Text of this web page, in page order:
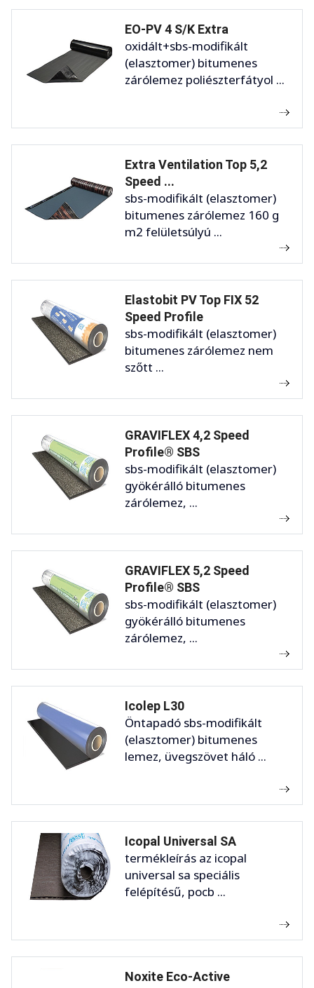
EO-PV 4 S/K Extra
oxidált+sbs-modifikált
(elasztomer) bitumenes
zárólemez poliészterfátyol ...
Extra Ventilation Top 5,2
Speed ...
sbs-modifikált (elasztomer)
bitumenes zárólemez 160 g
m2 felületsúlyú ...
Elastobit PV Top FIX 52
Speed Profile
sbs-modifikált (elasztomer)
bitumenes zárólemez nem
szőtt ...
GRAVIFLEX 4,2 Speed
Profile® SBS
sbs-modifikált (elasztomer)
gyökérálló bitumenes
zárólemez, ...
GRAVIFLEX 5,2 Speed
Profile® SBS
sbs-modifikált (elasztomer)
gyökérálló bitumenes
zárólemez, ...
Icolep L30
Öntapadó sbs-modifikált
(elasztomer) bitumenes
lemez, üvegszövet háló ...
Icopal Universal SA
termékleírás az icopal
universal sa speciális
felépítésű, pocb ...
Noxite Eco-Active